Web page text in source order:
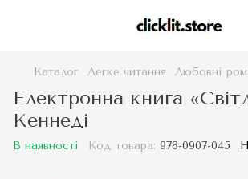
Каталог Легке читання Любовні
Електронна книга
Кеннеді
В наявності Код товара: 978-0907-045